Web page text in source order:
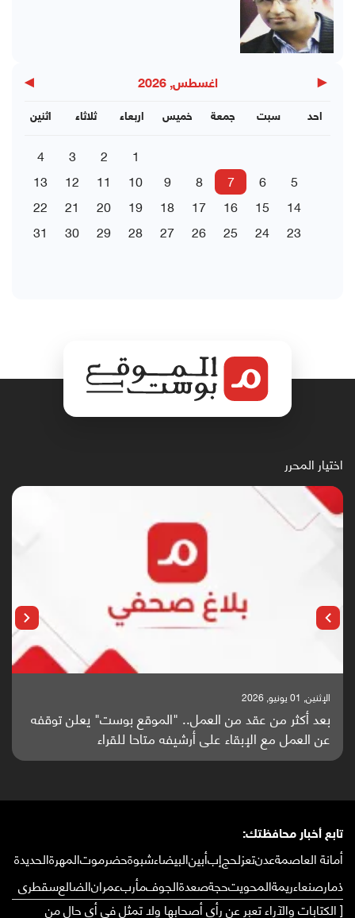
◀ اغسطس, 2026 ▶
اثنين ثلاثاء اربعاء خميس جمعة سبت احد
1
2
3
4
5
6
7
8
9
10
11
12
13
14
15
16
17
18
19
20
21
22
23
24
25
26
27
28
29
30
31
اختيار المحرر
الإثنين, 25 مايو, 2026
باحثون من اليمن يدخلون سباق أبحاث ألزهايمر بدراسة
واعدة منشورة عالميا (ترجمة)
تابع أخبار محافظتك:
أمانة العاصمةعدنتعزلحجإبأبينالبيضاءشبوةحضرموتالمهرةالحديدة
ذمارصنعاءريمةالمحويتحجةصعدةالجوفمأربعمرانالضالعسقطرى
[ الكتابات والآراء تعبر عن رأي أصحابها ولا تمثل في أي حال من